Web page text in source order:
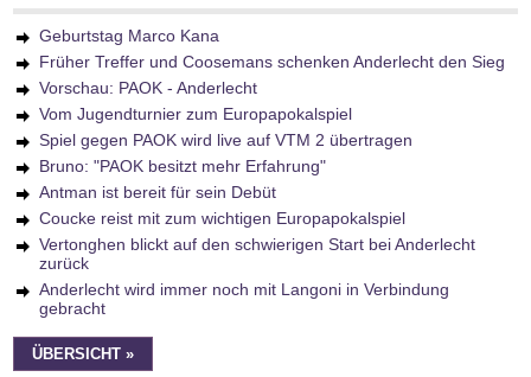
Geburtstag Marco Kana
Früher Treffer und Coosemans schenken Anderlecht den Sieg
Vorschau: PAOK - Anderlecht
Vom Jugendturnier zum Europapokalspiel
Spiel gegen PAOK wird live auf VTM 2 übertragen
Bruno: "PAOK besitzt mehr Erfahrung"
Antman ist bereit für sein Debüt
Coucke reist mit zum wichtigen Europapokalspiel
Vertonghen blickt auf den schwierigen Start bei Anderlecht
zurück
Anderlecht wird immer noch mit Langoni in Verbindung
gebracht
ÜBERSICHT »